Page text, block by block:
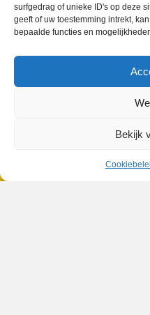
surfgedrag of unieke ID's op deze
geeft of uw toestemming intrekt,
bepaalde functies en
Bekijk